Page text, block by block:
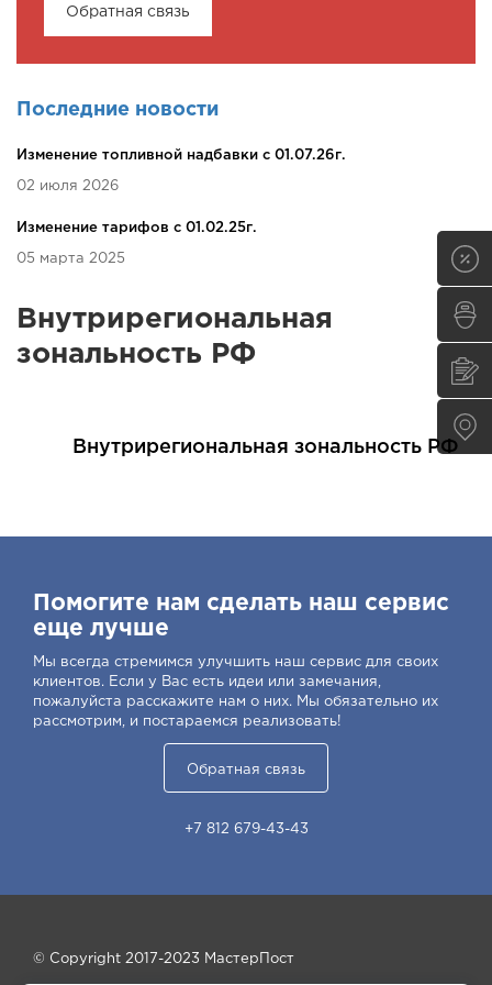
Обратная связь
Последние новости
Изменение топливной надбавки c 01.07.26г.
02 июля 2026
Изменение тарифов c 01.02.25г.
05 марта 2025
Внутрирегиональная
зональность РФ
Внутрирегиональная зональность РФ
Помогите нам сделать наш сервис
еще лучше
Мы всегда стремимся улучшить наш сервис для своих
клиентов. Если у Вас есть идеи или замечания,
пожалуйста расскажите нам о них. Мы обязательно их
рассмотрим, и постараемся реализовать!
Обратная связь
+7 812 679-43-43
© Copyright 2017-2023 МастерПост